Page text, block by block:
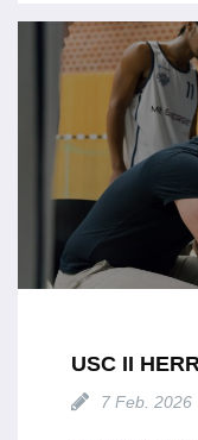
USC II
7 Feb. 2026